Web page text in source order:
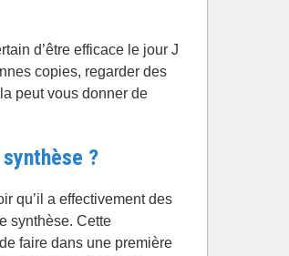
d’être efficace le jour J
copies, regarder des
peut vous donner de
?
qu’il a effectivement des
synthèse. Cette
faire dans une première